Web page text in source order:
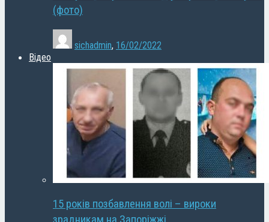
(фото)
sichadmin, 16/02/2022
Відео
15 років позбавлення волі – вироки